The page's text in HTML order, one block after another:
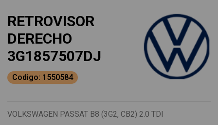
RETROVISOR
DERECHO
3G1857507DJ
Codigo: 1550584
VOLKSWAGEN PASSAT B8 (3G2, CB2) 2.0 TDI